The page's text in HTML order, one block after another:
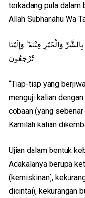
terkadang pula dalam
Allah Subhanahu Wa
وَالْخَيْرِ فِتْنَةً ۖ وَإِلَيْنَا
تُرْجَعُونَ
“Tiap-tiap yang
menguji kalian
cobaan (yang
Kamilah kalian
Ujian dalam bentuk
Adakalanya berupa
(kemiskinan),
dicintai), kekurangan